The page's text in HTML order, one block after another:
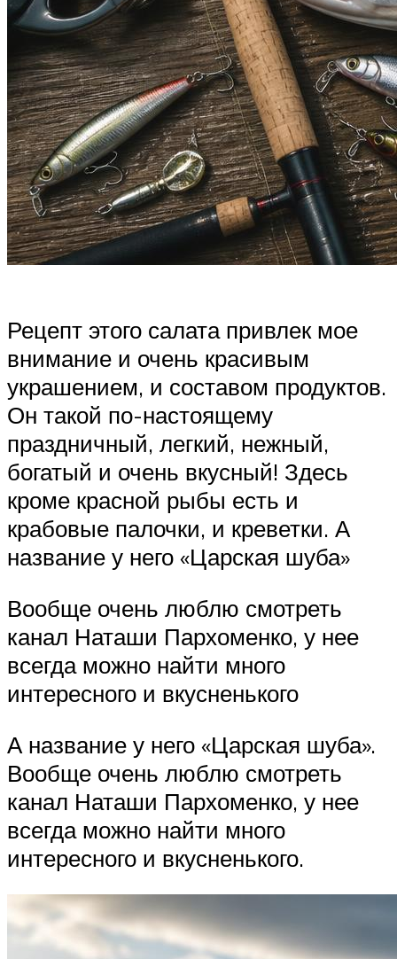
Рецепт этого салата привлек мое
внимание и очень красивым
украшением, и составом продуктов.
Он такой по-настоящему
праздничный, легкий, нежный,
богатый и очень вкусный! Здесь
кроме красной рыбы есть и
крабовые палочки, и креветки. А
название у него «Царская шуба»
Вообще очень люблю смотреть
канал Наташи Пархоменко, у нее
всегда можно найти много
интересного и вкусненького
А название у него «Царская шуба».
Вообще очень люблю смотреть
канал Наташи Пархоменко, у нее
всегда можно найти много
интересного и вкусненького.